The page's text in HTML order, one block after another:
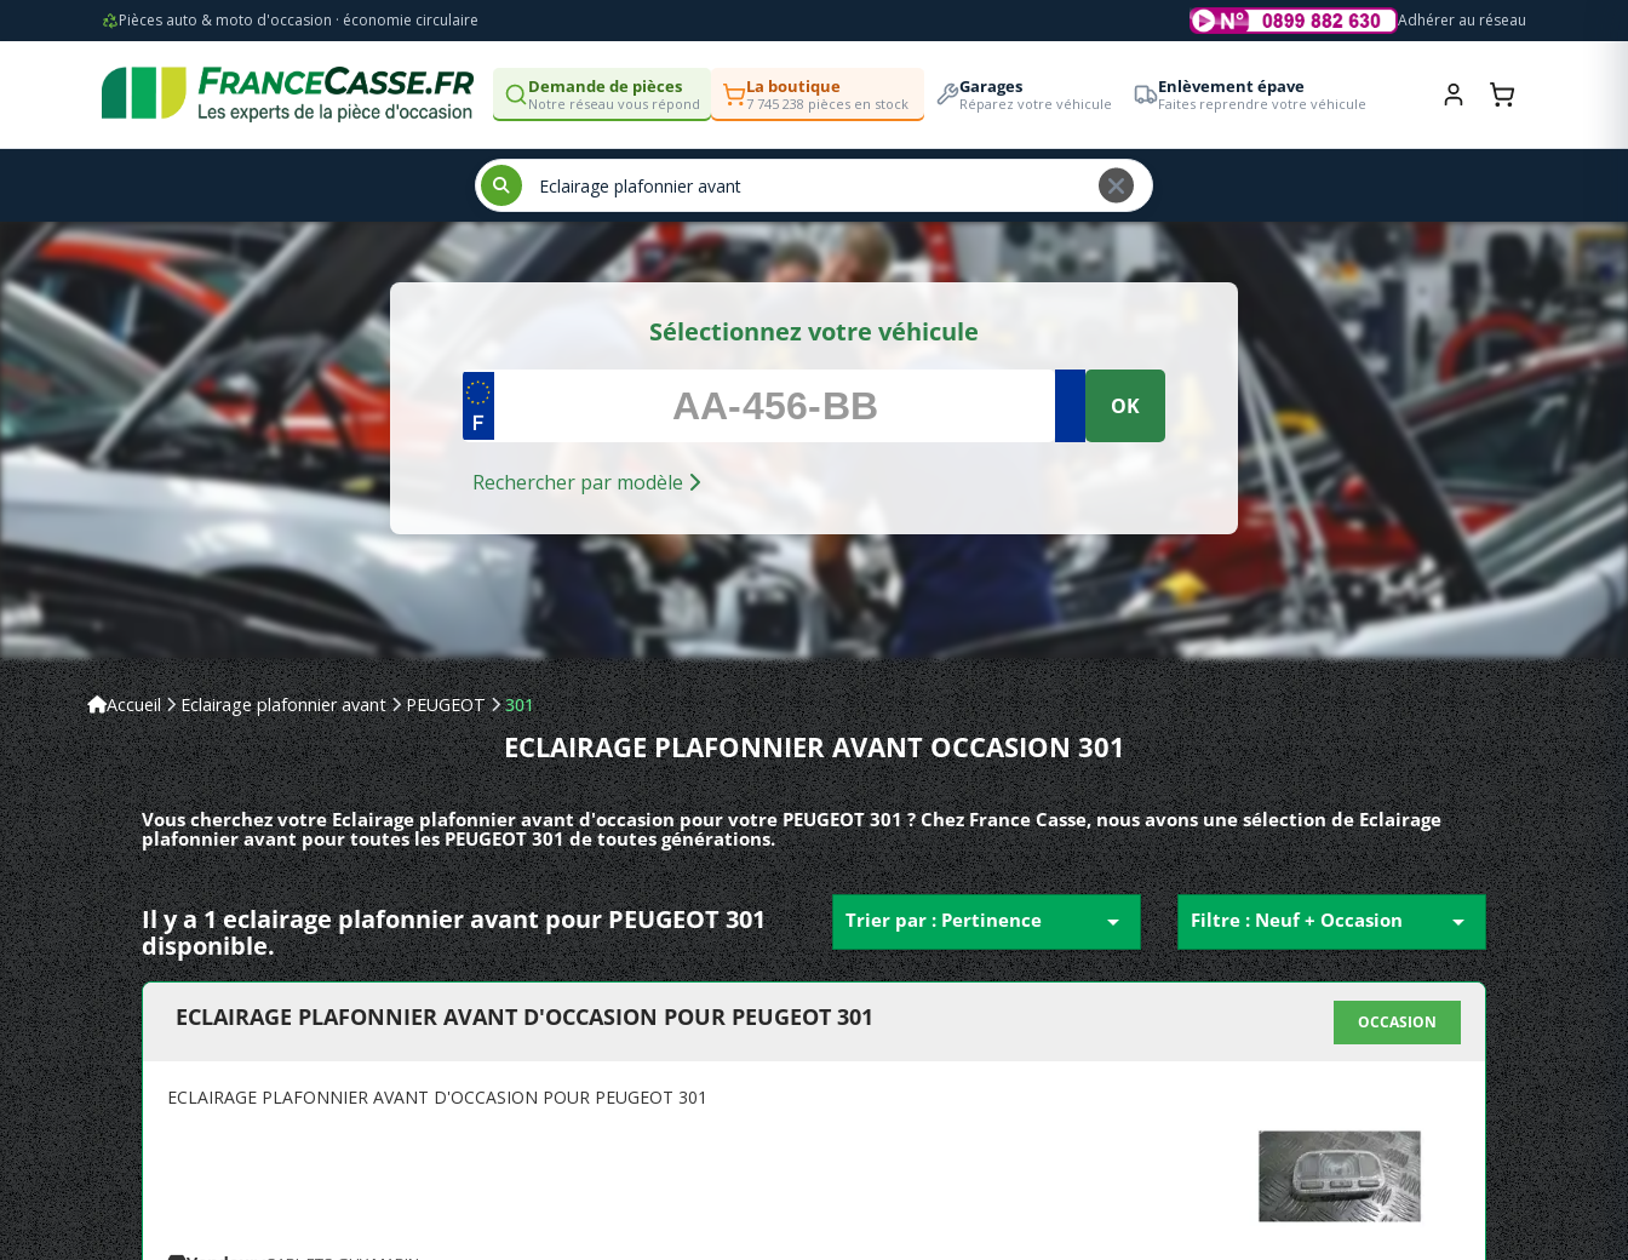
Pièces auto & moto d'occasion · économie circulaire Adhérer au réseau
Demande de pièces
Notre réseau vous répond
La boutique
7 745 238 pièces en stock
Garages
Réparez votre véhicule
Enlèvement épave
Faites reprendre votre véhicule
Sélectionnez votre véhicule
OK
Rechercher par modèle
Accueil Eclairage plafonnier avant PEUGEOT 301
ECLAIRAGE PLAFONNIER AVANT OCCASION 301
Vous cherchez votre Eclairage plafonnier avant d'occasion pour votre PEUGEOT 301 ? Chez France Casse, nous avons une sélection de Eclairage
plafonnier avant pour toutes les PEUGEOT 301 de toutes générations.
Il y a 1 eclairage plafonnier avant pour PEUGEOT 301
disponible.
Trier par : Pertinence  Filtre : Neuf + Occasion 
ECLAIRAGE PLAFONNIER AVANT D'OCCASION POUR PEUGEOT 301 OCCASION
ECLAIRAGE PLAFONNIER AVANT D'OCCASION POUR PEUGEOT 301